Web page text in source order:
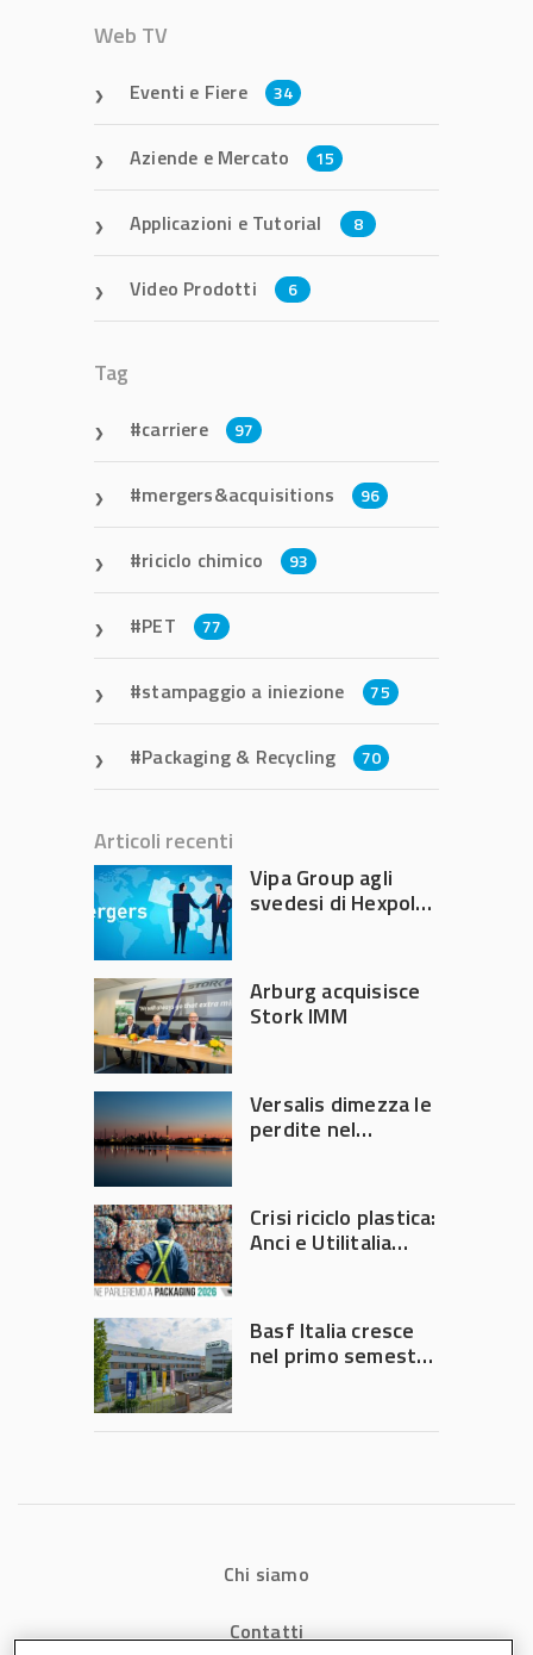
Web TV
Eventi e Fiere 34
Aziende e Mercato 15
Applicazioni e Tutorial 8
Video Prodotti 6
Tag
carriere 97
mergers&acquisitions 96
riciclo chimico 93
PET 77
stampaggio a iniezione 75
Packaging & Recycling 70
Articoli recenti
Vipa Group agli
svedesi di Hexpol
Arburg acquisisce
Stork IMM
Versalis dimezza le
perdite nel
Crisi riciclo plastica:
Anci e Utilitalia
Governo
Basf Italia cresce
nel primo semestre
Chi siamo
Contatti